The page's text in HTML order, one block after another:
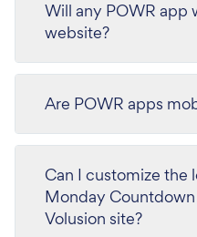
Will any POWR app
website?
Are POWR apps
Can I customize the
Monday
Volusion site?